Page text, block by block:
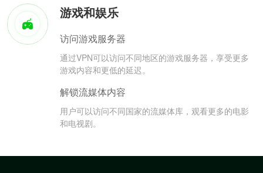
游戏和娱乐
访问游戏服务器
通过VPN可以访问不同地区的游戏服务器，享受更多
游戏内容和更低的延迟。
解锁流媒体内容
用户可以访问不同国家的流媒体库，观看更多的电影
和电视剧。